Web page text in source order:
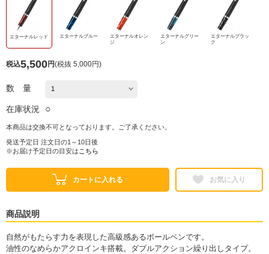
エターナルレッド エターナルブルー
エターナルオレン
ジ
エターナルグリー
ン
エターナルブラッ
ク
税込5,500円(税抜 5,000円)
数 量
在庫状況 ○
本商品は交換不可となっております。ご了承ください。
発送予定日 注文日の1～10日後
※お届け予定日の目安は こちら
カートに入れる お気に入り
商品説明
自然がもたらす力を表現した高級感あるボールペンです。
油性のなめらかアクロインキ搭載。ダブルアクション繰り出しタイプ。